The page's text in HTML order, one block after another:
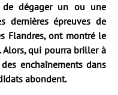
dégager un ou une
dernières épreuves de
Flandres, ont montré le
Alors, qui pourra briller à
enchaînements dans
abondent.